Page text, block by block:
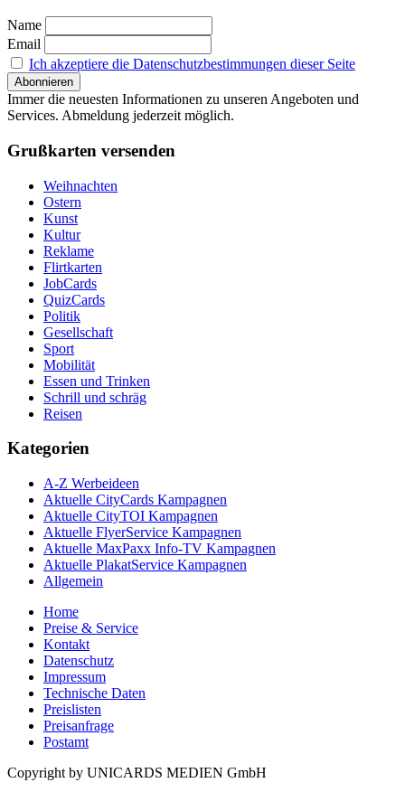
Name
Email
Ich akzeptiere die Datenschutzbestimmungen dieser Seite
Immer die neuesten Informationen zu unseren Angeboten und
Services. Abmeldung jederzeit möglich.
Grußkarten versenden
Weihnachten
Ostern
Kunst
Kultur
Reklame
Flirtkarten
JobCards
QuizCards
Politik
Gesellschaft
Sport
Mobilität
Essen und Trinken
Schrill und schräg
Reisen
Kategorien
A-Z Werbeideen
Aktuelle CityCards Kampagnen
Aktuelle CityTOI Kampagnen
Aktuelle FlyerService Kampagnen
Aktuelle MaxPaxx Info-TV Kampagnen
Aktuelle PlakatService Kampagnen
Allgemein
Home
Preise & Service
Kontakt
Datenschutz
Impressum
Technische Daten
Preislisten
Preisanfrage
Postamt
Copyright by UNICARDS MEDIEN GmbH